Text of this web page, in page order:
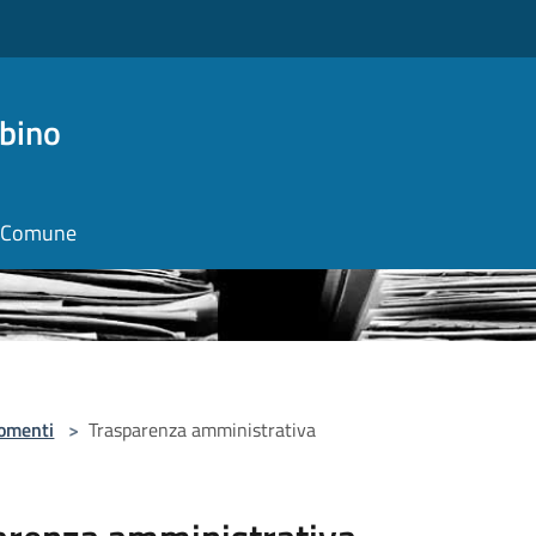
> Trasparenza amministrativa